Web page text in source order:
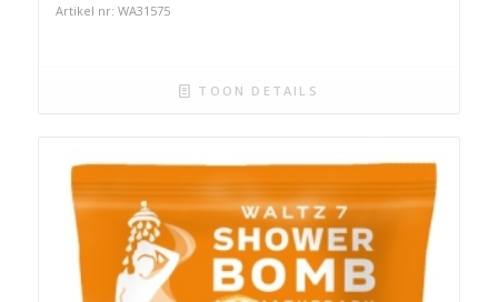
Artikel nr: WA31575
TOON DETAILS